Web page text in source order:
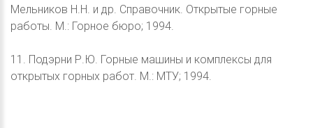
Мельников Н.Н. и др. Справочник. Открытые горные
работы. М.: Горное бюро; 1994.
11. Подэрни Р.Ю. Горные машины и комплексы для
открытых горных работ. М.: МТУ; 1994.